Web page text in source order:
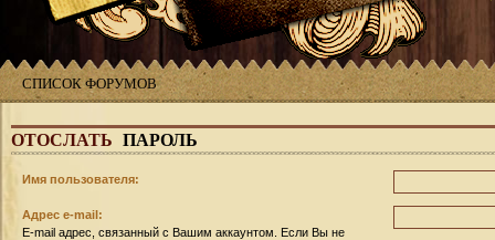
СПИСОК ФОРУМОВ
ОТОСЛАТЬ ПАРОЛЬ
Имя пользователя:
Адрес e-mail:
E-mail адрес, связанный с Вашим аккаунтом. Если Вы не